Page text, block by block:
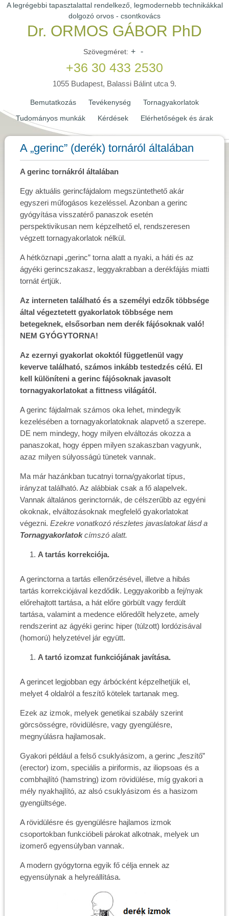
A legrégebbi tapasztalattal rendelkező, legmodernebb technikákkal
dolgozó orvos - csontkovács
Dr. ORMOS GÁBOR PhD
Szövegméret: + -
+36 30 433 2530
1055 Budapest, Balassi Bálint utca 9.
Bemutatkozás Tevékenység
Tornagyakorlatok
Tudományos munkák
Kérdések Elérhetőségek és árak
A „gerinc” (derék) tornáról általában
A gerinc tornákról általában
Egy aktuális gerincfájdalom megszüntethető akár
egyszeri műfogásos kezeléssel. Azonban a gerinc
gyógyítása visszatérő panaszok esetén
perspektivikusan nem képzelhető el, rendszeresen
végzett tornagyakorlatok nélkül.
A hétköznapi „gerinc” torna alatt a nyaki, a háti és az
ágyéki gerincszakasz, leggyakrabban a derékfájás miatti
tornát értjük.
Az interneten található és a személyi edzők többsége
által végeztetett gyakorlatok többsége nem
betegeknek, elsősorban nem derék fájósoknak való!
NEM GYÓGYTORNA!
Az ezernyi gyakorlat okoktól függetlenül vagy
keverve található, számos inkább testedzés célú. El
kell különíteni a gerinc fájósoknak javasolt
tornagyakorlatokat a fittness világától.
A gerinc fájdalmak számos oka lehet, mindegyik
kezelésében a tornagyakorlatoknak alapvető a szerepe.
DE nem mindegy, hogy milyen elváltozás okozza a
panaszokat, hogy éppen milyen szakaszban vagyunk,
azaz milyen súlyosságú tünetek vannak.
Ma már hazánkban tucatnyi torna/gyakorlat típus,
irányzat található. Az alábbiak csak a fő alapelvek.
Vannak általános gerinctornák, de célszerűbb az egyéni
okoknak, elváltozásoknak megfelelő gyakorlatokat
végezni. Ezekre vonatkozó részletes javaslatokat lásd a
Tornagyakorlatokcímszó alatt.
A tartás korrekciója.
A gerinctorna a tartás ellenőrzésével, illetve a hibás
tartás korrekciójával kezdődik. Leggyakoribb a fej/nyak
előrehajtott tartása, a hát előre görbült vagy ferdült
tartása, valamint a medence előredőlt helyzete, amely
rendszerint az ágyéki gerinc hiper (túlzott) lordózisával
(homorú) helyzetével jár együtt.
A tartó izomzat funkciójának javítása.
A gerincet legjobban egy árbócként képzelhetjük el,
melyet 4 oldalról a feszítő kötelek tartanak meg.
Ezek az izmok, melyek genetikai szabály szerint
görcsösségre, rövidülésre, vagy gyengülésre,
megnyúlásra hajlamosak.
Gyakori például a felső csuklyásizom, a gerinc „feszítő”
(erector) izom, speciális a piriformis, az iliopsoas és a
combhajlító (hamstring) izom rövidülése, míg gyakori a
mély nyakhajlító, az alsó csuklyásizom és a hasizom
gyengültsége.
A rövidülésre és gyengülésre hajlamos izmok
csoportokban funkcióbeli párokat alkotnak, melyek un
izomerő egyensúlyban vannak.
A modern gyógytorna egyik fő célja ennek az
egyensúlynak a helyreállítása.